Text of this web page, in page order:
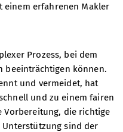
einem erfahrenen Makler
Prozess, bei dem
beeinträchtigen können.
und vermeidet, hat
und zu einem fairen
Vorbereitung, die richtige
sind der